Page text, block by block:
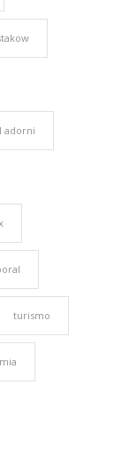
adorni
turismo